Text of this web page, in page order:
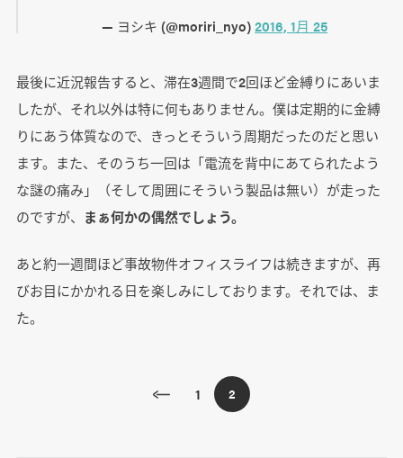
— ヨシキ (@moriri_nyo)2016, 1月 25
最後に近況報告すると、滞在3週間で2回ほど金縛りにあいま
したが、それ以外は特に何もありません。僕は定期的に金縛
りにあう体質なので、きっとそういう周期だったのだと思い
ます。また、そのうち一回は「電流を背中にあてられたよう
な謎の痛み」（そして周囲にそういう製品は無い）が走った
のですが、 まぁ何かの偶然でしょう。
あと約一週間ほど事故物件オフィスライフは続きますが、再
びお目にかかれる日を楽しみにしております。それでは、ま
た。
1 2